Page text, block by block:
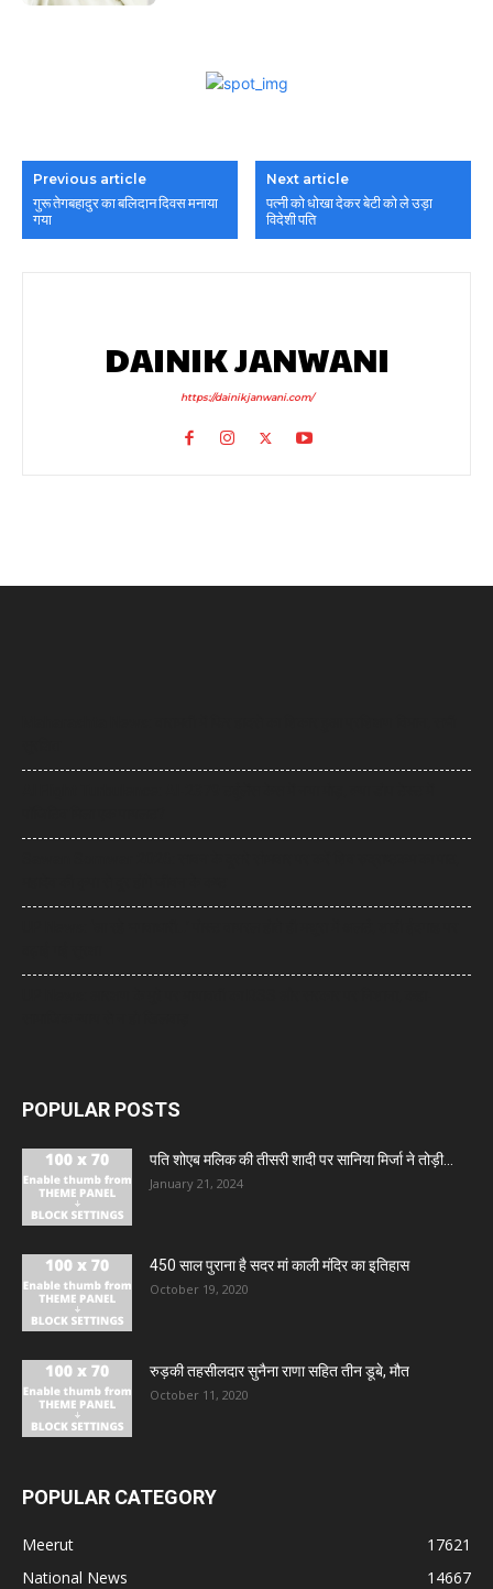
Previous article
गुरू तेगबहादुर का बलिदान दिवस मनाया
गया
Next article
पत्नी को धोखा देकर बेटी को ले उड़ा
विदेशी पति
DAINIK JANWANI
https://dainikjanwani.com/
POPULAR POSTS
पति शोएब मलिक की तीसरी शादी पर सानिया मिर्जा ने तोड़ी...
January 21, 2024
450 साल पुराना है सदर मां काली मंदिर का इतिहास
October 19, 2020
रुड़की तहसीलदार सुनैना राणा सहित तीन डूबे, मौत
October 11, 2020
POPULAR CATEGORY
Meerut
17621
National News
14667